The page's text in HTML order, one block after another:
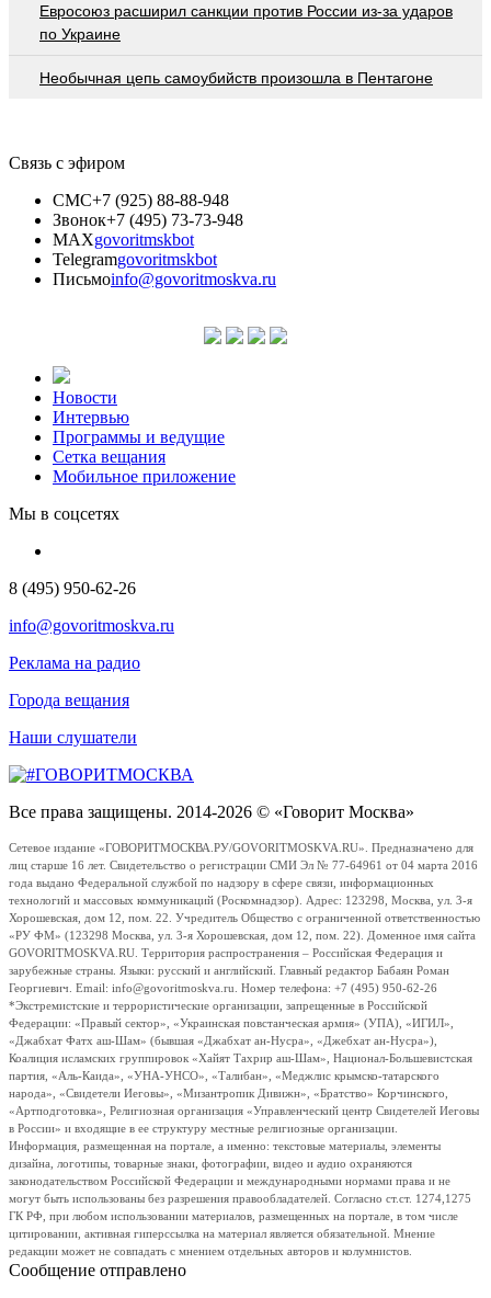
Евросоюз расширил санкции против России из-за ударов
по Украине
Необычная цепь самоубийств произошла в Пентагоне
Связь с эфиром
СМС+7 (925) 88-88-948
Звонок+7 (495) 73-73-948
MAXgovoritmskbot
Telegramgovoritmskbot
Письмоinfo@govoritmoskva.ru
Новости
Интервью
Программы и ведущие
Сетка вещания
Мобильное приложение
Мы в соцсетях
8 (495) 950-62-26
info@govoritmoskva.ru
Реклама на радио
Города вещания
Наши слушатели
Все права защищены. 2014-2026 © «Говорит Москва»
Сетевое издание «ГОВОРИТМОСКВА.РУ/GOVORITMOSKVA.RU». Предназначено для
лиц старше 16 лет. Свидетельство о регистрации СМИ Эл № 77-64961 от 04 марта 2016
года выдано Федеральной службой по надзору в сфере связи, информационных
технологий и массовых коммуникаций (Роскомнадзор). Адрес: 123298, Москва, ул. 3-я
Хорошевская, дом 12, пом. 22. Учредитель Общество с ограниченной ответственностью
«РУ ФМ» (123298 Москва, ул. 3-я Хорошевская, дом 12, пом. 22). Доменное имя сайта
GOVORITMOSKVA.RU. Территория распространения – Российская Федерация и
зарубежные страны. Языки: русский и английский. Главный редактор Бабаян Роман
Георгиевич. Email: info@govoritmoskva.ru. Номер телефона: +7 (495) 950-62-26
*Экстремистские и террористические организации, запрещенные в Российской
Федерации: «Правый сектор», «Украинская повстанческая армия» (УПА), «ИГИЛ»,
«Джабхат Фатх аш-Шам» (бывшая «Джабхат ан-Нусра», «Джебхат ан-Нусра»),
Коалиция исламских группировок «Хайят Тахрир аш-Шам», Национал-Большевистская
партия, «Аль-Каида», «УНА-УНСО», «Талибан», «Меджлис крымско-татарского
народа», «Свидетели Иеговы», «Мизантропик Дивижн», «Братство» Корчинского,
«Артподготовка», Религиозная организация «Управленческий центр Свидетелей Иеговы
в России» и входящие в ее структуру местные религиозные организации.
Информация, размещенная на портале, а именно: текстовые материалы, элементы
дизайна, логотипы, товарные знаки, фотографии, видео и аудио охраняются
законодательством Российской Федерации и международными нормами права и не
могут быть использованы без разрешения правообладателей. Согласно ст.ст. 1274,1275
ГК РФ, при любом использовании материалов, размещенных на портале, в том числе
цитировании, активная гиперссылка на материал является обязательной. Мнение
редакции может не совпадать с мнением отдельных авторов и колумнистов.
Сообщение отправлено